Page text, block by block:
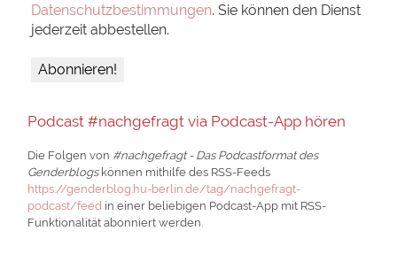
Datenschutzbestimmungen. Sie können den Dienst
jederzeit abbestellen.
Podcast #nachgefragt via Podcast-App hören
Die Folgen von #nachgefragt - Das Podcastformat des
Genderblogskönnen mithilfe des RSS-Feeds
https://genderblog.hu-berlin.de/tag/nachgefragt-
podcast/feed in einer beliebigen Podcast-App mit RSS-
Funktionalität abonniert werden.